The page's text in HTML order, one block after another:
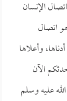
الإنسان
اتصال
وأعلاها
الآن
عليه وسلم